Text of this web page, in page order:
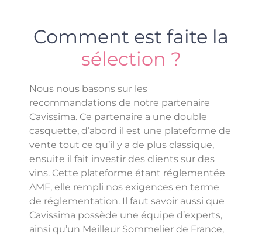
Comment est faite la
sélection ?
Nous nous basons sur les
recommandations de notre partenaire
Cavissima. Ce partenaire a une double
casquette, d’abord il est une plateforme de
vente tout ce qu’il y a de plus classique,
ensuite il fait investir des clients sur des
vins. Cette plateforme étant réglementée
AMF, elle rempli nos exigences en terme
de réglementation. Il faut savoir aussi que
Cavissima possède une équipe d’experts,
ainsi qu’un Meilleur Sommelier de France,